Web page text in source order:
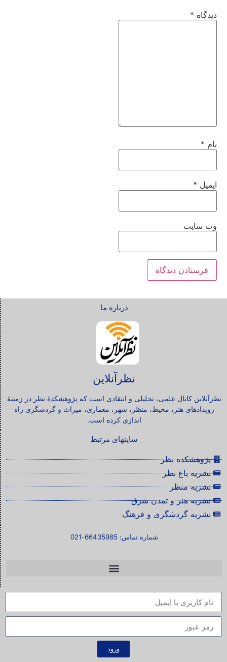
دیدگاه *
نام *
ایمیل *
وب‌ سایت
درباره ما
نظرآنلاین
نظرآنلاین کانال علمی، تحلیلی و انتقادی است که پژوهشکدۀ نظر در زمینۀ
رویدادهای هنر، محیط، منظر، شهر، معماری، میراث و گردشگری راه
اندازی کرده است.
سایتهای مرتبط
پژوهشکده نظر
نشریه باغ نظر
نشریه منظر
نشریه هنر و تمدن شرق
نشریه گردشگری و فرهنگ
شماره تماس: 66435985-021
ورود